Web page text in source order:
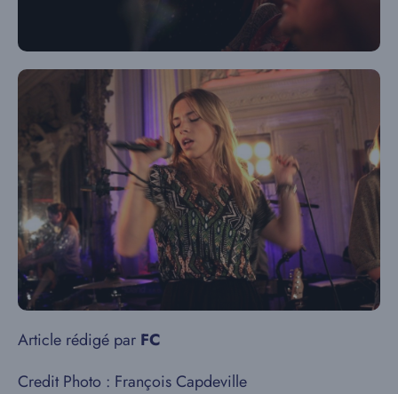
Article rédigé par FC
Credit Photo : François Capdeville